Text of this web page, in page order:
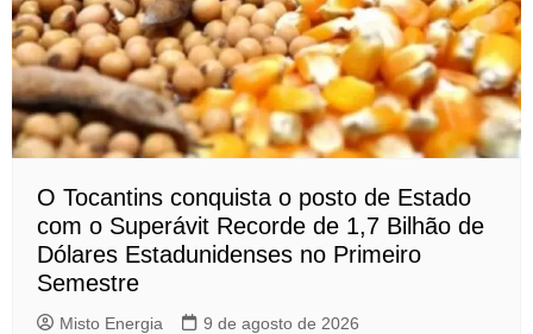
O Tocantins conquista o posto de Estado
com o Superávit Recorde de 1,7 Bilhão de
Dólares Estadunidenses no Primeiro
Semestre
Misto Energia 9 de agosto de 2026